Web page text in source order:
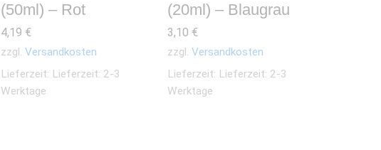
(50ml) – Rot
4,19 €
zzgl. Versandkosten
Lieferzeit: Lieferzeit: 2-3
Werktage
(20ml) – Blaugrau
3,10 €
zzgl. Versandkosten
Lieferzeit: Lieferzeit: 2-3
Werktage